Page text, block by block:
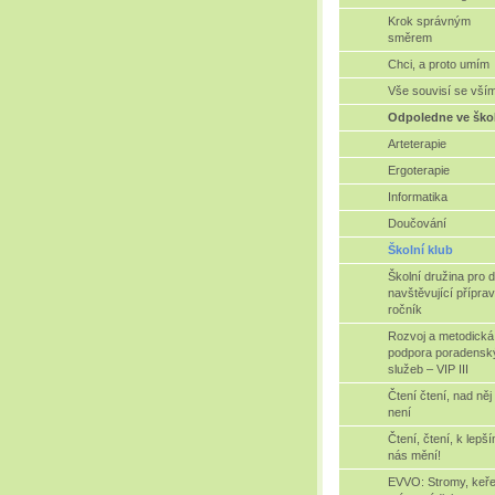
Krok správným
směrem
Chci, a proto umím
Vše souvisí se
Odpoledne ve
Arteterapie
Ergoterapie
Informatika
Doučování
Školní klub
Školní družina pro
navštěvující
ročník
Rozvoj a metodická
podpora
služeb – VIP III
Čtení čtení, nad něj
není
Čtení, čtení, k
nás mění!
EVVO: Stromy, keře